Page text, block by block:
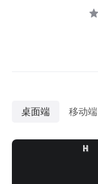
桌面端 移动端